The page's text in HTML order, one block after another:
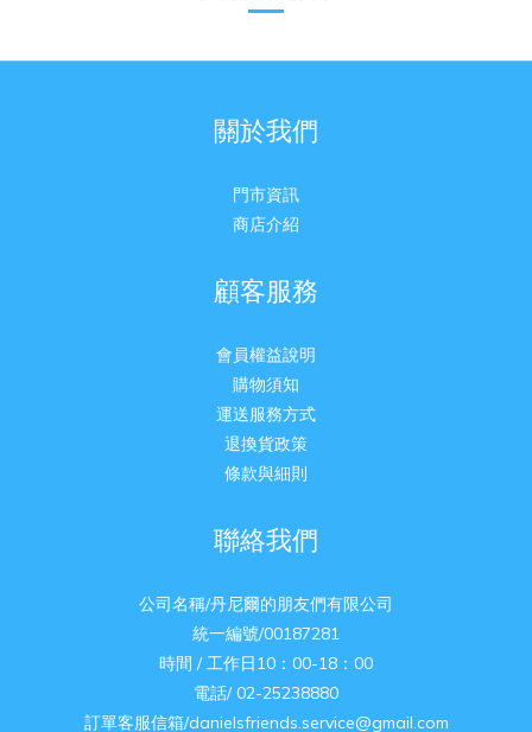
關於我們
門市資訊
商店介紹
顧客服務
會員權益說明
購物須知
運送服務方式
退換貨政策
條款與細則
聯絡我們
公司名稱/丹尼爾的朋友們有限公司
統一編號/00187281
時間 / 工作日10：00-18：00
電話/ 02-25238880
訂單客服信箱/danielsfriends.service@gmail.com